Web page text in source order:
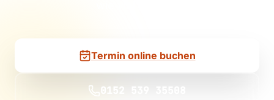
Termin online buchen
0152 539 35508